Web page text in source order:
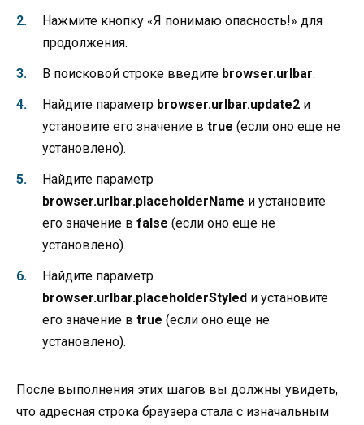
Нажмите кнопку «Я понимаю опасность!» для
продолжения.
В поисковой строке введите browser.urlbar.
Найдите параметр browser.urlbar.update2 и
установите его значение в true (если оно еще не
установлено).
Найдите параметр
browser.urlbar.placeholderName и установите
его значение в false (если оно еще не
установлено).
Найдите параметр
browser.urlbar.placeholderStyled и установите
его значение в true (если оно еще не
установлено).
После выполнения этих шагов вы должны увидеть,
что адресная строка браузера стала с изначальным